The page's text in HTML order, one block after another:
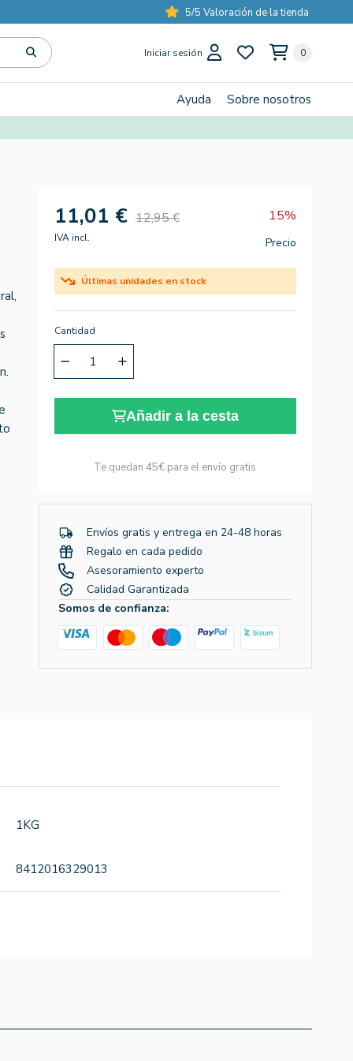
5/5 Valoración de la tienda
Iniciar sesión 0
Ayuda Sobre nosotros
11,01 € 12,95 € 15%
IVA incl. Precio
Últimas unidades en stock
Cantidad
Añadir a la cesta
Te quedan 45€ para el envío gratis
Envíos gratis y entrega en 24-48 horas
Regalo en cada pedido
Asesoramiento experto
Calidad Garantizada
Somos de confianza:
1KG
8412016329013